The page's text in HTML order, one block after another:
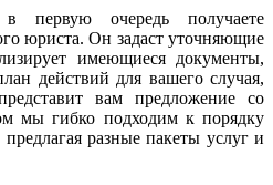
очередь получаете
юриста. Он задаст уточняющие
имеющиеся документы,
действий для вашего случая,
вам предложение со
мы гибко подходим к порядку
разные пакеты услуг и